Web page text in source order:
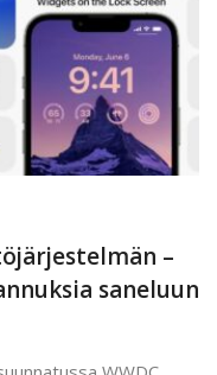
–
saneluun